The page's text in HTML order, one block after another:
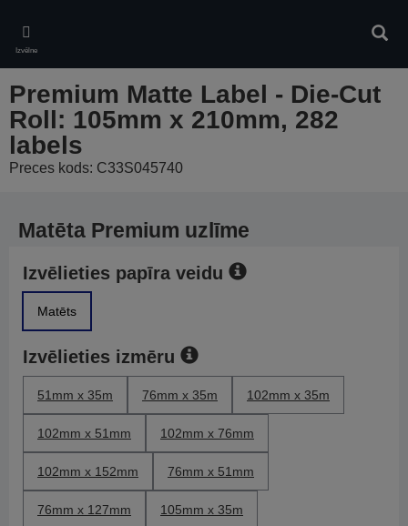
main
content
Izvēlne
Premium Matte Label - Die-Cut
Roll: 105mm x 210mm, 282
labels
Preces kods: C33S045740
Matēta Premium uzlīme
Izvēlieties papīra veidu
Matēts
Izvēlieties izmēru
51mm x 35m 76mm x 35m 102mm x 35m
102mm x 51mm 102mm x 76mm
102mm x 152mm 76mm x 51mm
76mm x 127mm 105mm x 35m